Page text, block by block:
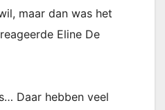
maar dan was het
Eline De
Daar hebben veel